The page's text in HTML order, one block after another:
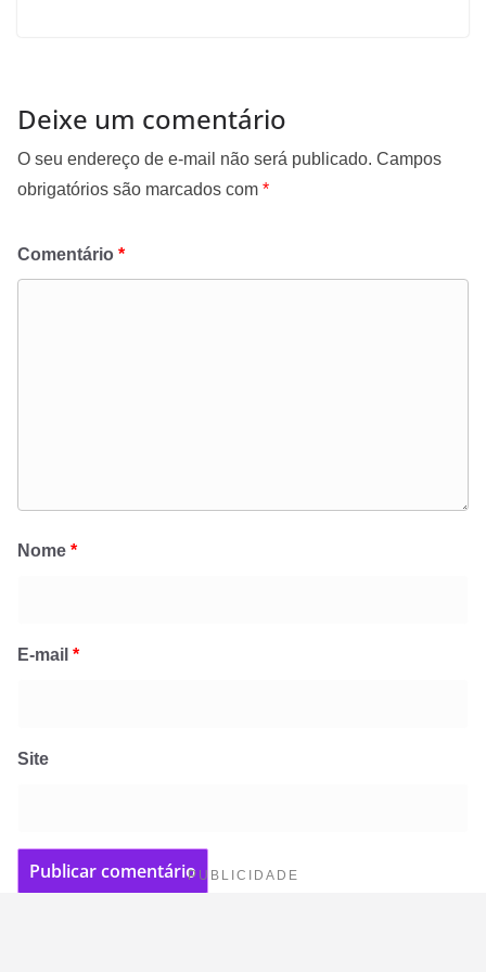
Deixe um comentário
O seu endereço de e-mail não será publicado. Campos
obrigatórios são marcados com *
Comentário *
Nome *
E-mail *
Site
PUBLICIDADE